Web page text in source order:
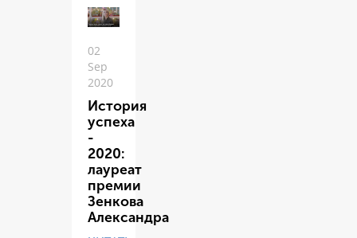
02
Sep
2020
История
успеха
-
2020:
лауреат
премии
Зенкова
Александра